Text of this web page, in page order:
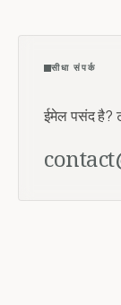
सीधा संपर्क
ईमेल पसंद है?